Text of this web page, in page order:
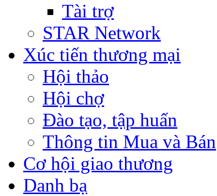
Tài trợ
STAR Network
Xúc tiến thương mại
Hội thảo
Hội chợ
Đào tạo, tập huấn
Thông tin Mua và Bán
Cơ hội giao thương
Danh bạ